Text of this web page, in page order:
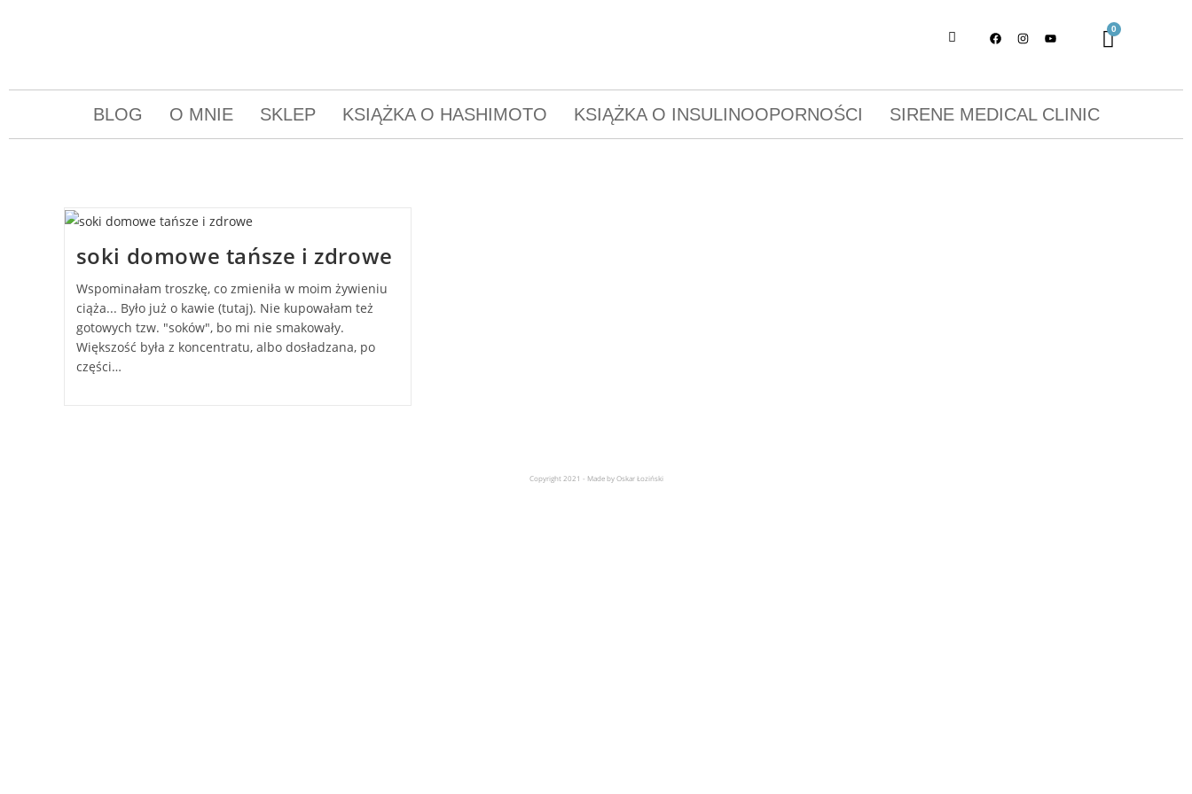
BLOG O MNIE SKLEP KSIĄŻKA O HASHIMOTO KSIĄŻKA O INSULINOOPORNOŚCI SIRENE MEDICAL CLINIC
soki domowe tańsze i zdrowe
Wspominałam troszkę, co zmieniła w moim żywieniu
ciąża... Było już o kawie (tutaj). Nie kupowałam też
gotowych tzw. "soków", bo mi nie smakowały.
Większość była z koncentratu, albo dosładzana, po
części…
Copyright 2021 - Made by Oskar Łoziński